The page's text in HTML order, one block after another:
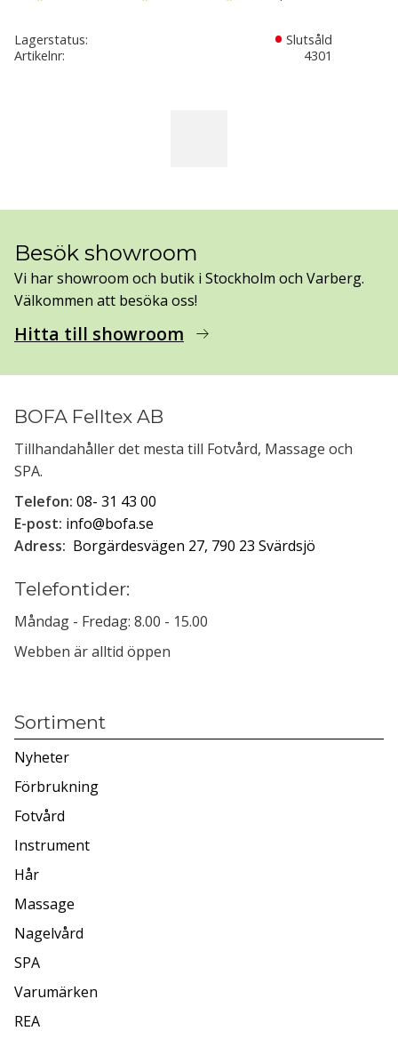
Lagerstatus
Slutsåld
Artikelnr
4301
Besök showroom
Vi har showroom och butik i Stockholm och Varberg.
Välkommen att besöka oss!
Hitta till showroom arrow_right_alt
BOFA Felltex AB
Tillhandahåller det mesta till Fotvård, Massage och
SPA.
Telefon: 08- 31 43 00
E-post: info@bofa.se
Adress: Borgärdesvägen 27, 790 23 Svärdsjö
Telefontider:
Måndag - Fredag: 8.00 - 15.00
Webben är alltid öppen
Sortiment
Nyheter
Förbrukning
Fotvård
Instrument
Hår
Massage
Nagelvård
SPA
Varumärken
REA